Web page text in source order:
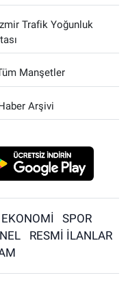
Trafik Yoğunluk
Manşetler
Arşivi
EKONOMİ
SPOR
RESMİ İLANLAR